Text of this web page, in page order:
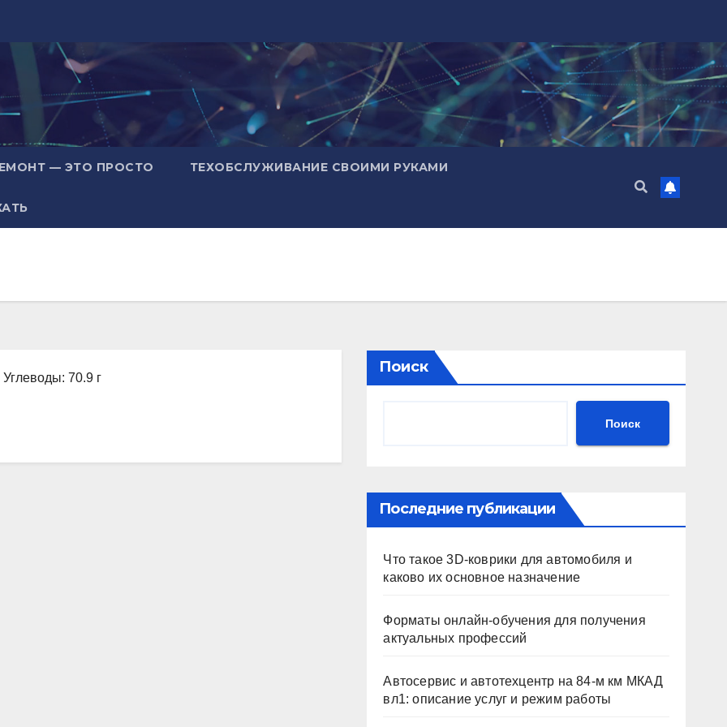
— ЭТО ПРОСТО ТЕХОБСЛУЖИВАНИЕ СВОИМИ РУКАМИ
70.9 г
Поиск
Поиск
Последние публикации
Что такое 3D-коврики для автомобиля и
каково их основное назначение
Форматы онлайн-обучения для получения
актуальных профессий
Автосервис и автотехцентр на 84-м км МКАД
вл1: описание услуг и режим работы